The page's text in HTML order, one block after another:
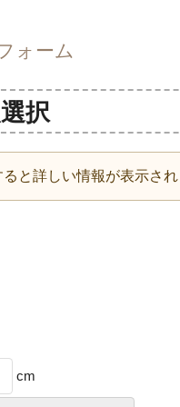
ォーム
択
と詳しい情報が表示さ
cm